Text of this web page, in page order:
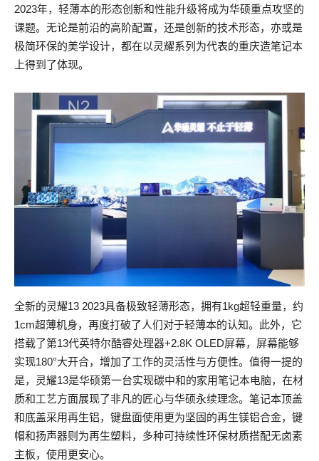
2023年，轻薄本的形态创新和性能升级将成为华硕重点攻坚的
课题。无论是前沿的高阶配置，还是创新的技术形态，亦或是
极简环保的美学设计，都在以灵耀系列为代表的重庆造笔记本
上得到了体现。
全新的灵耀13 2023具备极致轻薄形态，拥有1kg超轻重量，约
1cm超薄机身，再度打破了人们对于轻薄本的认知。此外，它
搭载了第13代英特尔酷睿处理器+2.8K OLED屏幕，屏幕能够
实现180°大开合，增加了工作的灵活性与方便性。值得一提的
是，灵耀13是华硕第一台实现碳中和的家用笔记本电脑，在材
质和工艺方面展现了非凡的匠心与华硕永续理念。笔记本顶盖
和底盖采用再生铝，键盘面使用更为坚固的再生镁铝合金，键
帽和扬声器则为再生塑料，多种可持续性环保材质搭配无卤素
主板，使用更安心。